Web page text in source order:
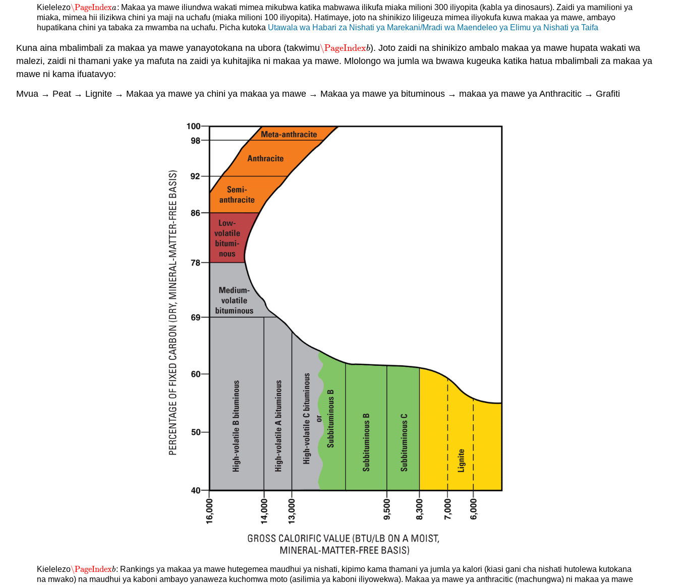
Kielelezo\PageIndexa
\PageIndexa: Makaa ya mawe iliundwa wakati mimea mikubwa katika mabwawa ilikufa miaka milioni 300 iliyopita (kabla ya dinosaurs). Zaidi ya mamilioni ya
miaka, mimea hii ilizikwa chini ya maji na uchafu (miaka milioni 100 iliyopita). Hatimaye, joto na shinikizo liligeuza mimea iliyokufa kuwa makaa ya mawe, ambayo
hupatikana chini ya tabaka za mwamba na uchafu. Picha kutoka Utawala wa Habari za Nishati ya Marekani/Mradi wa Maendeleo ya Elimu ya Nishati ya Taifa
Kuna aina mbalimbali za makaa ya mawe yanayotokana na ubora (takwimu\PageIndexb
\PageIndexb). Joto zaidi na shinikizo ambalo makaa ya mawe hupata wakati wa
malezi, zaidi ni thamani yake ya mafuta na zaidi ya kuhitajika ni makaa ya mawe. Mlolongo wa jumla wa bwawa kugeuka katika hatua mbalimbali za makaa ya
mawe ni kama ifuatavyo:
Mvua → Peat → Lignite → Makaa ya mawe ya chini ya makaa ya mawe → Makaa ya mawe ya bituminous → makaa ya mawe ya Anthracitic → Grafiti
Kielelezo\PageIndexb
\PageIndexb: Rankings ya makaa ya mawe hutegemea maudhui ya nishati, kipimo kama thamani ya jumla ya kalori (kiasi gani cha nishati hutolewa kutokana
na mwako) na maudhui ya kaboni ambayo yanaweza kuchomwa moto (asilimia ya kaboni iliyowekwa). Makaa ya mawe ya anthracitic (machungwa) ni makaa ya mawe